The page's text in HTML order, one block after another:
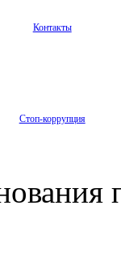
Контакты
Стоп-коррупция